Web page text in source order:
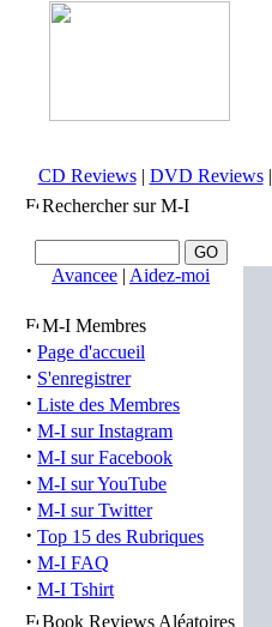
CD Reviews| DVD Reviews|
Rechercher sur M-I
Avancee | Aidez-moi
M-I Membres
· Page d'accueil
· S'enregistrer
· Liste des Membres
· M-I sur Instagram
· M-I sur Facebook
· M-I sur YouTube
· M-I sur Twitter
· Top 15 des Rubriques
· M-I FAQ
· M-I Tshirt
Book Reviews Aléatoires